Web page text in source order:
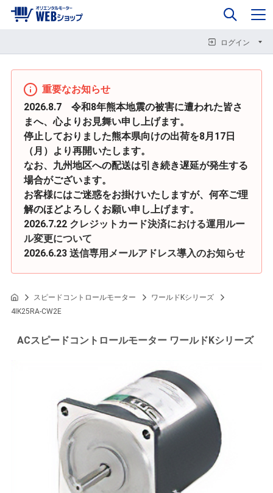
企業情報
ログイン
カート 0
重要なお知らせ
2026.8.7 令和8年熊本地震の被害に遭われた皆さ
まへ、心よりお見舞い申し上げます。
停止しておりました熊本県向けの出荷を8月17日
（月）より再開いたします。
なお、九州地区への配送は引き続き遅延が発生する
場合がございます。
お客様にはご迷惑をお掛けいたしますが、何卒ご理
解のほどよろしくお願い申し上げます。
2026.7.22 クレジットカード決済における運用ルー
ル変更について
2026.6.23 送信専用メールアドレス導入のお知らせ
スピードコントロールモーター
ワールドKシリーズ
4IK25RA-CW2E
ACスピードコントロールモーター ワールドKシリーズ